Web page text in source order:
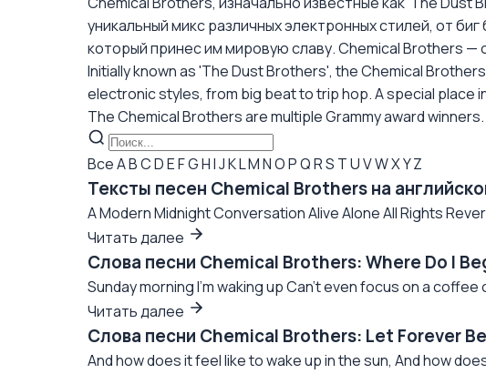
уникальный микс различных электронных стилей, от
который принес им мировую славу. Chemical Brothers —
Initially known as 'The Dust Brothers', the Chemical
electronic styles, from big beat to trip hop. A special place
The Chemical Brothers are multiple Grammy award winners.
ВсеABCDEFGHIJKLMNOPQRS TUVWXYZ
Тексты песен Chemical Brothers на
A Modern Midnight Conversation Alive Alone All Rights
Читать далее
Слова песни Chemical Brothers: Where Do I
Sunday morning I'm waking up Can't even focus on a
Читать далее
Слова песни Chemical Brothers: Let Forever
And how does it feel like to wake up in the sun, And how